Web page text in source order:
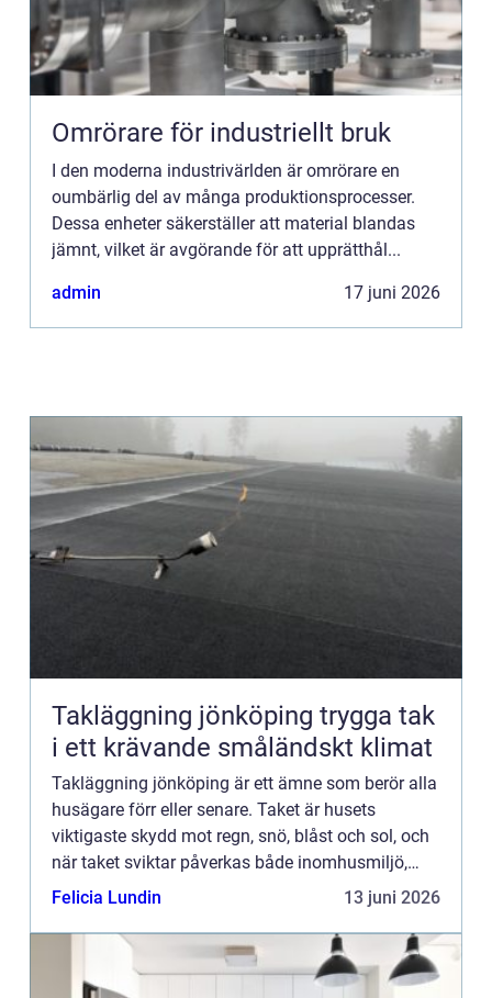
Omrörare för industriellt bruk
I den moderna industrivärlden är omrörare en
oumbärlig del av många produktionsprocesser.
Dessa enheter säkerställer att material blandas
jämnt, vilket är avgörande för att upprätthål...
admin 17 juni 2026
Takläggning jönköping trygga tak
i ett krävande småländskt klimat
Takläggning jönköping är ett ämne som berör alla
husägare förr eller senare. Taket är husets
viktigaste skydd mot regn, snö, blåst och sol, och
när taket sviktar påverkas både inomhusmiljö,
energikostnader och husets långsiktiga värde.
Felicia Lundin 13 juni 2026